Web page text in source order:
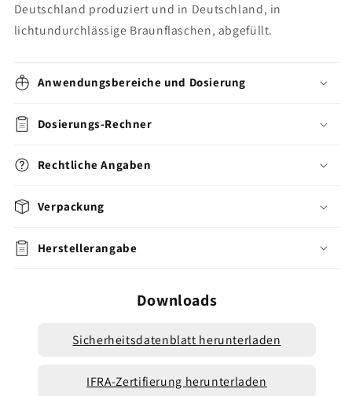
Deutschland produziert und in Deutschland, in
lichtundurchlässige Braunflaschen, abgefüllt.
Anwendungsbereiche und Dosierung
Dosierungs-Rechner
Rechtliche Angaben
Verpackung
Herstellerangabe
Downloads
Sicherheitsdatenblatt herunterladen
IFRA-Zertifierung herunterladen